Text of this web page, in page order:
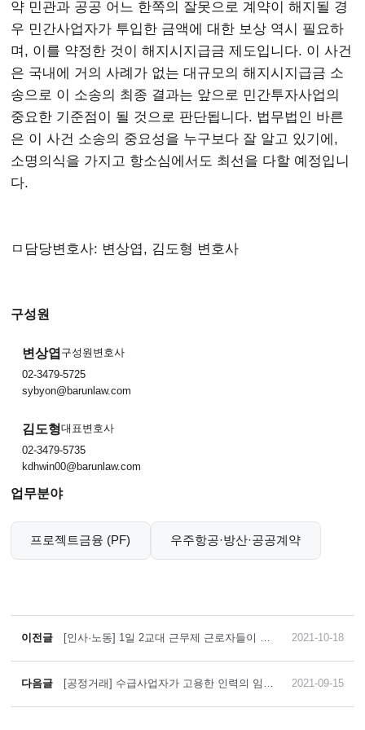
약 민관과 공공 어느 한쪽의 잘못으로 계약이 해지될 경
우 민간사업자가 투입한 금액에 대한 보상 역시 필요하
며, 이를 약정한 것이 해지시지급금 제도입니다. 이 사건
은 국내에 거의 사례가 없는 대규모의 해지시지급금 소
송으로 이 소송의 최종 결과는 앞으로 민간투자사업의
중요한 기준점이 될 것으로 판단됩니다. 법무법인 바른
은 이 사건 소송의 중요성을 누구보다 잘 알고 있기에,
소명의식을 가지고 항소심에서도 최선을 다할 예정입니
다.
ㅁ담당변호사: 변상엽, 김도형 변호사
구성원
변상엽 구성원변호사
02-3479-5725
sybyon@barunlaw.com
김도형대표변호사
02-3479-5735
kdhwin00@barunlaw.com
업무분야
프로젝트금융 (PF) 우주항공·방산·공공계약
이전글
[인사·노동] 1일 2교대 근무제 근로자들이 휴
휴일근로수당을 청구한 사건에서 사용자측을
대리해 승소
2021-10-18
다음글
[공정거래] 수급사업자가 고용한 인력의 임금
서 금지하는 부당특약에 해당하지 않으므로
2021-09-15